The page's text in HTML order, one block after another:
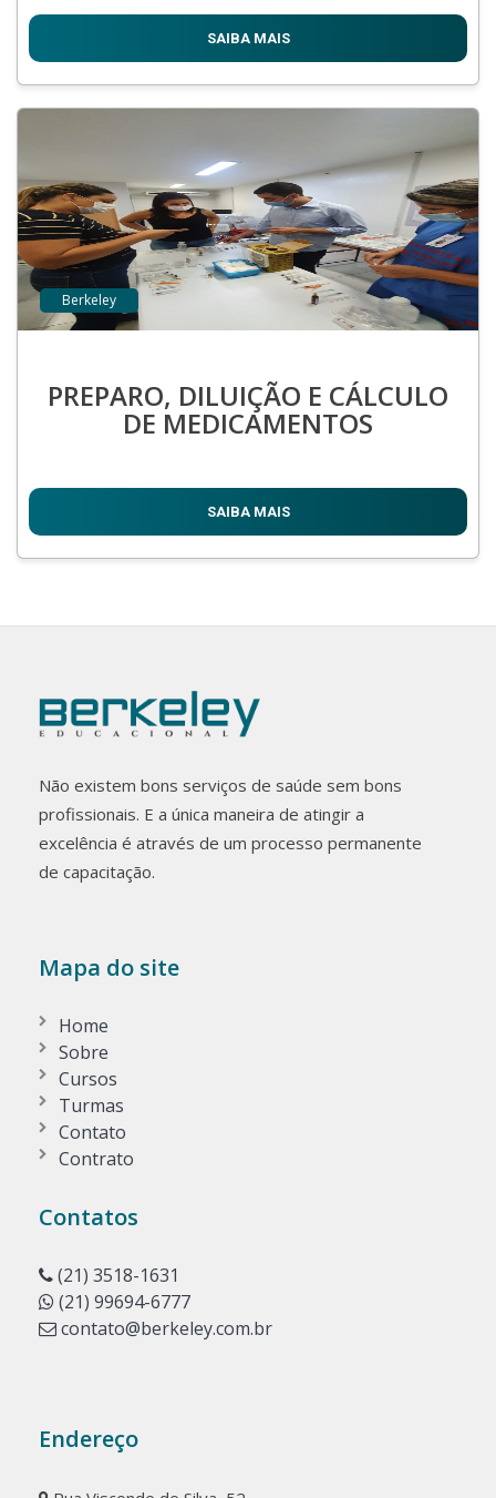
SAIBA MAIS
Berkeley
PREPARO, DILUIÇÃO E CÁLCULO
DE MEDICAMENTOS
SAIBA MAIS
Não existem bons serviços de saúde sem bons
profissionais. E a única maneira de atingir a
excelência é através de um processo permanente
de capacitação.
Mapa do site
Home
Sobre
Cursos
Turmas
Contato
Contrato
Contatos
(21) 3518-1631
(21) 99694-6777
contato@berkeley.com.br
Endereço